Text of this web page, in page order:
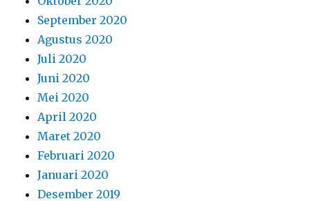
September 2020
Agustus 2020
Juli 2020
Juni 2020
Mei 2020
April 2020
Maret 2020
Februari 2020
Januari 2020
Desember 2019